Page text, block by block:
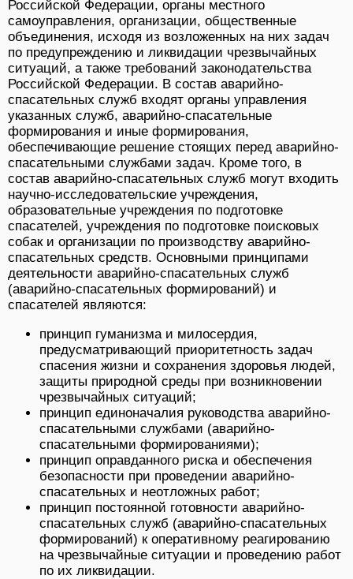
Российской Федерации, органы местного
самоуправления, организации, общественные
объединения, исходя из возложенных на них задач
по предупреждению и ликвидации чрезвычайных
ситуаций, а также требований законодательства
Российской Федерации. В состав аварийно-
спасательных служб входят органы управления
указанных служб, аварийно-спасательные
формирования и иные формирования,
обеспечивающие решение стоящих перед аварийно-
спасательными службами задач. Кроме того, в
состав аварийно-спасательных служб могут входить
научно-исследовательские учреждения,
образовательные учреждения по подготовке
спасателей, учреждения по подготовке поисковых
собак и организации по производству аварийно-
спасательных средств. Основными принципами
деятельности аварийно-спасательных служб
(аварийно-спасательных формирований) и
спасателей являются:
принцип гуманизма и милосердия,
предусматривающий приоритетность задач
спасения жизни и сохранения здоровья людей,
защиты природной среды при возникновении
чрезвычайных ситуаций;
принцип единоначалия руководства аварийно-
спасательными службами (аварийно-
спасательными формированиями);
принцип оправданного риска и обеспечения
безопасности при проведении аварийно-
спасательных и неотложных работ;
принцип постоянной готовности аварийно-
спасательных служб (аварийно-спасательных
формирований) к оперативному реагированию
на чрезвычайные ситуации и проведению работ
по их ликвидации.